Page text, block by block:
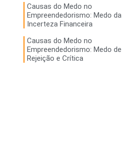
Causas do Medo no
Empreendedorismo: Medo da
Incerteza Financeira
Causas do Medo no
Empreendedorismo: Medo de
Rejeição e Crítica